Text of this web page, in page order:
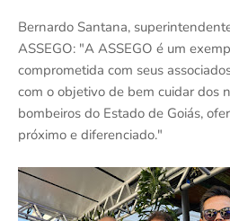
Bernardo Santana,
ASSEGO: "A ASSEGO é um
comprometida com seus
com o objetivo de bem cuidar dos
bombeiros do Estado de Goiás,
próximo e diferenciado."